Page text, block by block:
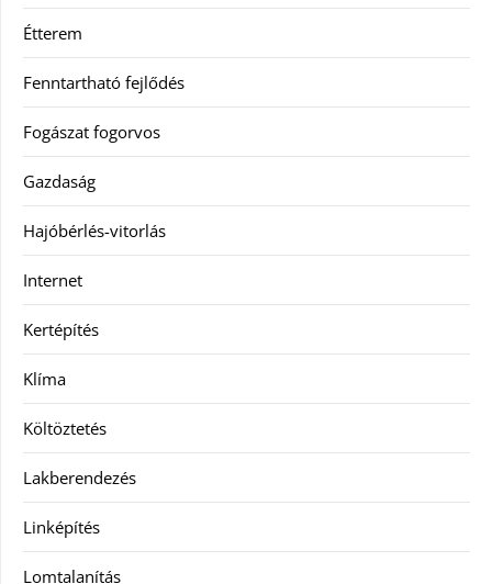
Étterem
Fenntartható fejlődés
Fogászat fogorvos
Gazdaság
Hajóbérlés-vitorlás
Internet
Kertépítés
Klíma
Költöztetés
Lakberendezés
Linképítés
Lomtalanítás